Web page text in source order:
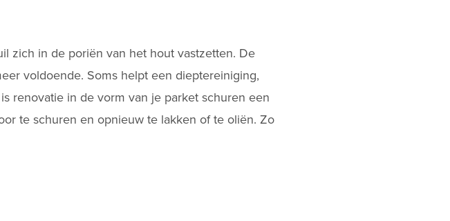
zich in de poriën van het hout vastzetten. De
voldoende. Soms helpt een dieptereiniging,
renovatie in de vorm van je parket schuren een
te schuren en opnieuw te lakken of te oliën. Zo